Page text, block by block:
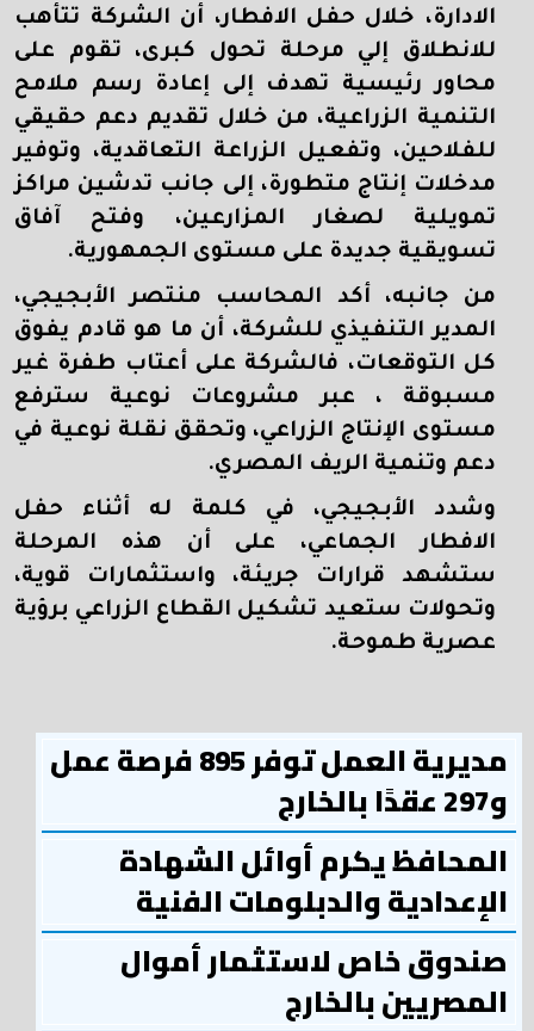
الادارة، خلال حفل الافطار، أن الشركة تتأهب
للانطلاق إلي مرحلة تحول كبرى، تقوم على
محاور رئيسية تهدف إلى إعادة رسم ملامح
التنمية الزراعية، من خلال تقديم دعم حقيقي
للفلاحين، وتفعيل الزراعة التعاقدية، وتوفير
مدخلات إنتاج متطورة، إلى جانب تدشين مراكز
تمويلية لصغار المزارعين، وفتح آفاق
تسويقية جديدة على مستوى الجمهورية.
من جانبه، أكد المحاسب منتصر الأبجيجي،
المدير التنفيذي للشركة، أن ما هو قادم يفوق
كل التوقعات، فالشركة على أعتاب طفرة غير
مسبوقة ، عبر مشروعات نوعية سترفع
مستوى الإنتاج الزراعي، وتحقق نقلة نوعية في
دعم وتنمية الريف المصري.
وشدد الأبجيجي، في كلمة له أثناء حفل
الافطار الجماعي، على أن هذه المرحلة
ستشهد قرارات جريئة، واستثمارات قوية،
وتحولات ستعيد تشكيل القطاع الزراعي برؤية
عصرية طموحة.
مديرية العمل توفر 895 فرصة عمل
و297 عقدًا بالخارج
المحافظ يكرم أوائل الشهادة
الإعدادية والدبلومات الفنية
صندوق خاص لاستثمار أموال
المصريين بالخارج